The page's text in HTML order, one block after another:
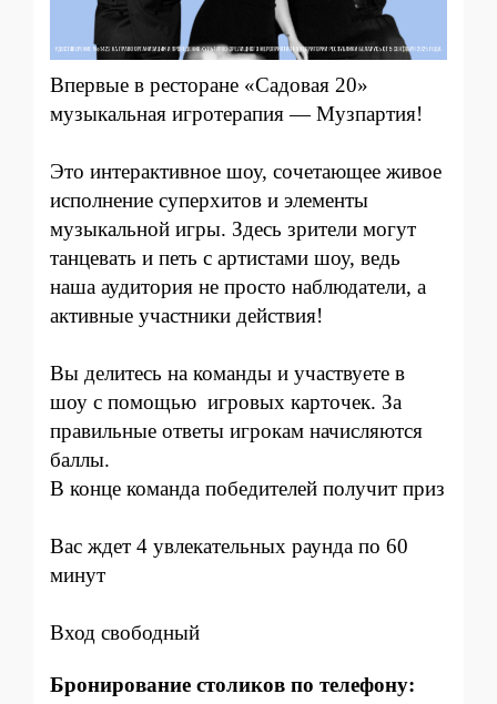
Впервые в ресторане «‎Садовая 20»
музыкальная игротерапия — Музпартия!
Это интерактивное шоу, сочетающее живое
исполнение суперхитов и элементы
музыкальной игры. Здесь зрители могут
танцевать и петь с артистами шоу, ведь
наша аудитория не просто наблюдатели, а
активные участники действия!
Вы делитесь на команды и участвуете в
шоу с помощью игровых карточек. За
правильные ответы игрокам начисляются
баллы.
В конце команда победителей получит приз
Вас ждет 4 увлекательных раунда по 60
минут
Вход свободный
Бронирование столиков по телефону: